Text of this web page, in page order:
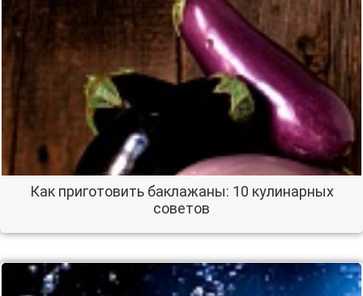
Как приготовить баклажаны: 10 кулинарных
советов